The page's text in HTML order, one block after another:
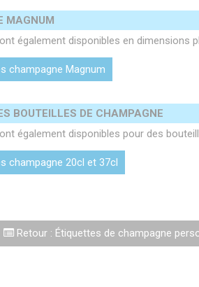
MAGNUM
également disponibles en dimensions
champagne Magnum
BOUTEILLES DE CHAMPAGNE
également disponibles pour des
champagne 20cl et 37cl
Retour : Étiquettes de champagne